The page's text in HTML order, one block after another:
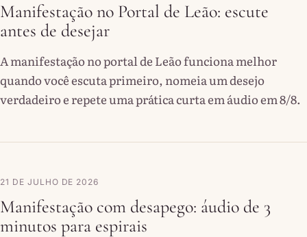
Manifestação no Portal de Leão: escute
antes de desejar
A manifestação no portal de Leão funciona melhor
quando você escuta primeiro, nomeia um desejo
verdadeiro e repete uma prática curta em áudio em 8/8.
21 DE JULHO DE 2026
Manifestação com desapego: áudio de 3
minutos para espirais